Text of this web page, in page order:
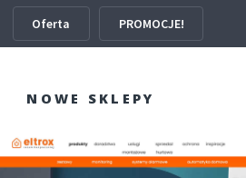
Oferta PROMOCJE!